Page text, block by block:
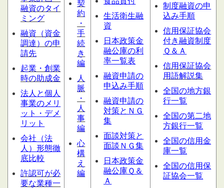
融資のタイ
ミング
融資（資金
調達）の申
請先
起業・創業
時の助成金
法人と個人
事業のメリ
ット・デメ
リット
会社（法
人）形態徹
底比較
許認可が必
要な業種一
契
約
・
手
続
き
編
人
脈
・
人
事
編
心
構
え
編
生活衛生融
資
日本政策金
融公庫の利
率一覧表
融資申請の
申込み手順
融資申請の
対策とＮＧ
集
面談対策と
面談ＮＧ集
日本政策金
融公庫Ｑ＆
Ａ
制度融資の申
込み手順
信用保証協会
付き融資制度
Ｑ＆Ａ
信用保証協会
用語解説集
全国の地方銀
行一覧
全国の第二地
方銀行一覧
全国の信用金
庫一覧
全国の信用保
証協会一覧